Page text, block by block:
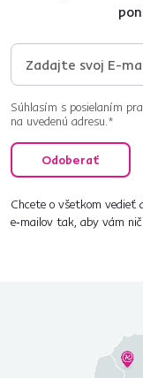
Súhlasím s posielaním
na uvedenú adresu.*
Odoberať
Chcete o všetkom vedieť
e‑mailov tak, aby vám nič